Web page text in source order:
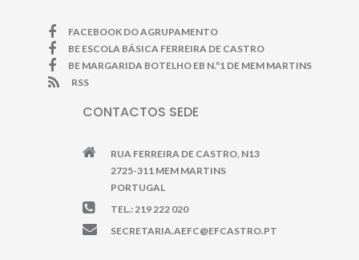
FACEBOOK DO AGRUPAMENTO
BE ESCOLA BÁSICA FERREIRA DE CASTRO
BE MARGARIDA BOTELHO EB N.º1 DE MEM MARTINS
RSS
CONTACTOS SEDE
RUA FERREIRA DE CASTRO, N13
2725-311 MEM MARTINS
PORTUGAL
TEL.: 219 222 020
SECRETARIA.AEFC@EFCASTRO.PT